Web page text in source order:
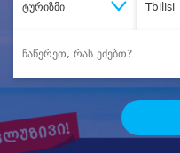
ტურიზმი Tbilisi